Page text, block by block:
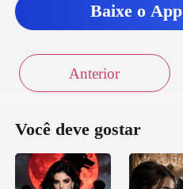
Baixe o
Anterior
Você deve gostar